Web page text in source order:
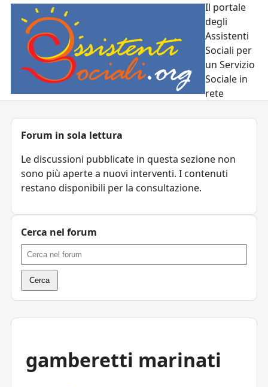
Il portale
degli
Assistenti
Sociali per
un Servizio
Sociale in
rete
gamberetti marinati
Forum in sola lettura
Le discussioni pubblicate in questa sezione non
sono più aperte a nuovi interventi. I contenuti
restano disponibili per la consultazione.
Cerca nel forum
Cerca